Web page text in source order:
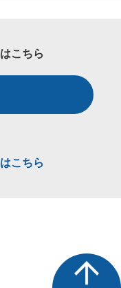
こちら
こちら